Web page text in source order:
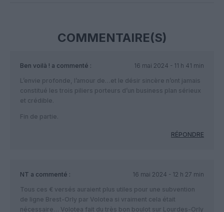
COMMENTAIRE(S)
Ben voilà ! a commenté :
16 mai 2024 - 11 h 41 min
L’envie profonde, l’amour de…et le désir sincère n’ont jamais
constitué les trois piliers porteurs d’un business plan sérieux
et crédible.
Fin de partie.
RÉPONDRE
NT a commenté :
16 mai 2024 - 12 h 27 min
Tous ces € versés auraient plus utiles pour une subvention
de ligne Brest-Orly par Volotea si vraiment cela était
nécessaire… Volotea fait du très bon boulot sur Lourdes-Orly